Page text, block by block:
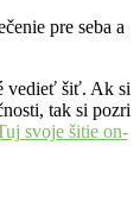
pre seba a
vedieť šiť. Ak si
tak si pozri
svoje šitie on-